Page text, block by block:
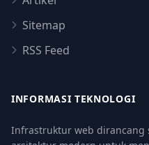
Sitemap
RSS Feed
INFORMASI TEKNOLOGI
Infrastruktur web dirancang